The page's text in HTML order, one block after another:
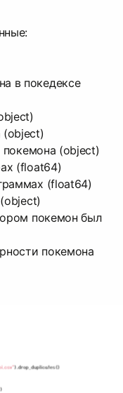
в покедексе
(object)
(float64)
(float64)
покемон был
покемона